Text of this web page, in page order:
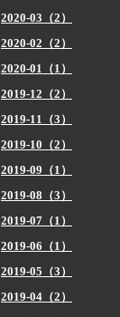
2020-03（2）
2020-02（2）
2020-01（1）
2019-12（2）
2019-11（3）
2019-10（2）
2019-09（1）
2019-08（3）
2019-07（1）
2019-06（1）
2019-05（3）
2019-04（2）